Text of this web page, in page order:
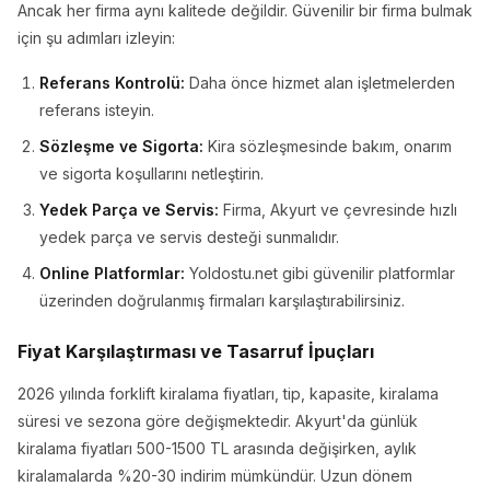
Ancak her firma aynı kalitede değildir. Güvenilir bir firma bulmak
için şu adımları izleyin:
Referans Kontrolü: Daha önce hizmet alan işletmelerden
referans isteyin.
Sözleşme ve Sigorta: Kira sözleşmesinde bakım, onarım
ve sigorta koşullarını netleştirin.
Yedek Parça ve Servis: Firma, Akyurt ve çevresinde hızlı
yedek parça ve servis desteği sunmalıdır.
Online Platformlar: Yoldostu.net gibi güvenilir platformlar
üzerinden doğrulanmış firmaları karşılaştırabilirsiniz.
Fiyat Karşılaştırması ve Tasarruf İpuçları
2026 yılında forklift kiralama fiyatları, tip, kapasite, kiralama
süresi ve sezona göre değişmektedir. Akyurt'da günlük
kiralama fiyatları 500-1500 TL arasında değişirken, aylık
kiralamalarda %20-30 indirim mümkündür. Uzun dönem